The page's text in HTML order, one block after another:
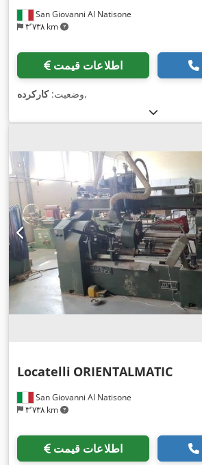
San Giovanni Al Natisone
۳٬۷۳۸ km
اطلاعات قیمت
وضعیت:کارکرده ,
San Giovanni Al Natisone
۳٬۷۳۸ km
Locatelli ORIENTALMATIC
اطلاعات قیمت